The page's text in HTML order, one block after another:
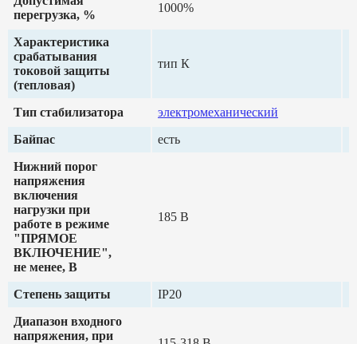
перегрузка, %
1000%
Характеристика
срабатывания
токовой защиты
(тепловая)
тип К
Тип стабилизатора
электромеханический
Байпас
есть
Нижний порог
напряжения
включения
нагрузки при
работе в режиме
"ПРЯМОЕ
ВКЛЮЧЕНИЕ",
не менее, В
185 В
Степень защиты
IP20
Диапазон входного
напряжения, при